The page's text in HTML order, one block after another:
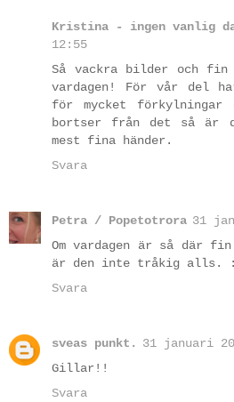
Kristina - ingen vanlig
12:55
Så vackra bilder och fin
vardagen! För vår del
för mycket förkylningar
bortser från det så är
mest fina händer.
Svara
Petra / Popetotrora 31
Om vardagen är så där
är den inte tråkig alls.
Svara
sveas punkt.
31 januari
Gillar!!
Svara